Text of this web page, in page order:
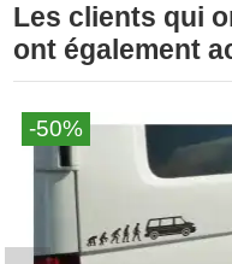
Les clients qui
ont également
-50%